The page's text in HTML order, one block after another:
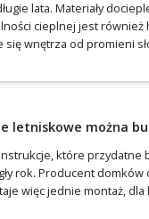
lata. Materiały
cieplnej jest
wnętrza od promieni
letniskowe można
które przydatne
rok. Producent
więc jednie montaż,